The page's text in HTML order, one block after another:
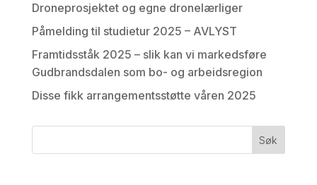
Droneprosjektet og egne dronelærliger
Påmelding til studietur 2025 – AVLYST
Framtidsståk 2025 – slik kan vi markedsføre
Gudbrandsdalen som bo- og arbeidsregion
Disse fikk arrangementsstøtte våren 2025